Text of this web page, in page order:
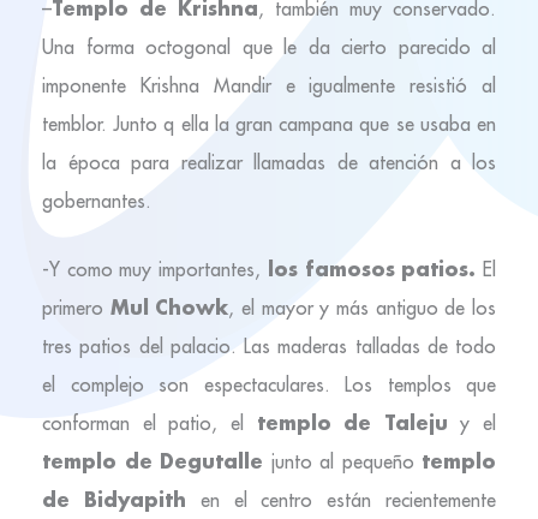
–Templo de Krishna, también muy conservado.
Una forma octogonal que le da cierto parecido al
imponente Krishna Mandir e igualmente resistió al
temblor. Junto q ella la gran campana que se usaba en
la época para realizar llamadas de atención a los
gobernantes.
-Y como muy importantes, los famosos patios. El
primero Mul Chowk, el mayor y más antiguo de los
tres patios del palacio. Las maderas talladas de todo
el complejo son espectaculares. Los templos que
conforman el patio, el templo de Taleju y el
templo de Degutalle junto al pequeño templo
de Bidyapith en el centro están recientemente